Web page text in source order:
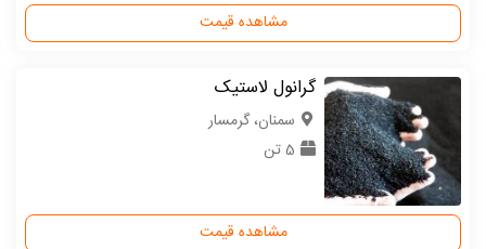
مشاهده قیمت
گرانول لاستیک
سمنان، گرمسار
5 تن
مشاهده قیمت